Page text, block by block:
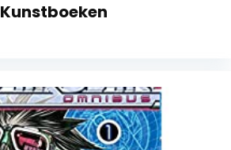
Kunstboeken